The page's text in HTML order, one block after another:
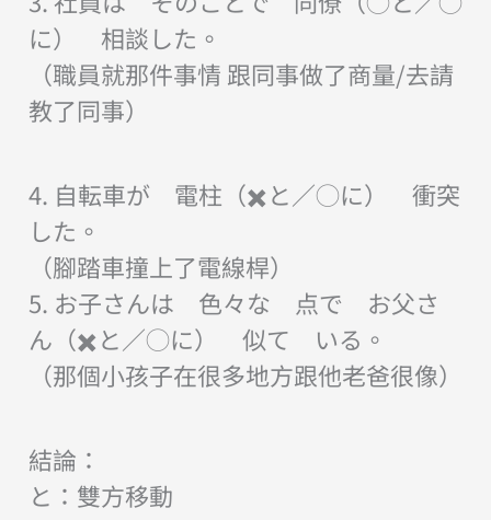
に） 相談した。
（職員就那件事情 跟同事做了商量/去請
教了同事）
4. 自転車が 電柱（✖️と／◯に） 衝突
した。
（腳踏車撞上了電線桿）
5. お子さんは 色々な 点で お父さ
ん（✖️と／◯に） 似て いる。
（那個小孩子在很多地方跟他老爸很像）
結論：
と：雙方移動